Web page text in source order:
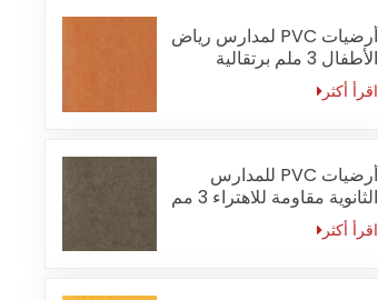
أرضيات PVC لمدارس رياض
الأطفال 3 ملم برتقالية
مقاومة للحريق
اقرأ أكثر
أرضيات PVC للمدارس
الثانوية مقاومة للاهتراء 3 مم
اقرأ أكثر